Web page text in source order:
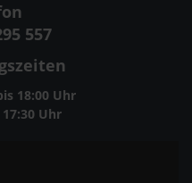
557
18:00 Uhr
17:30 Uhr